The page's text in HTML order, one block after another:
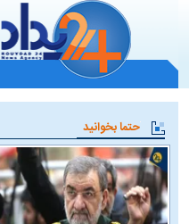
حتما بخوانید